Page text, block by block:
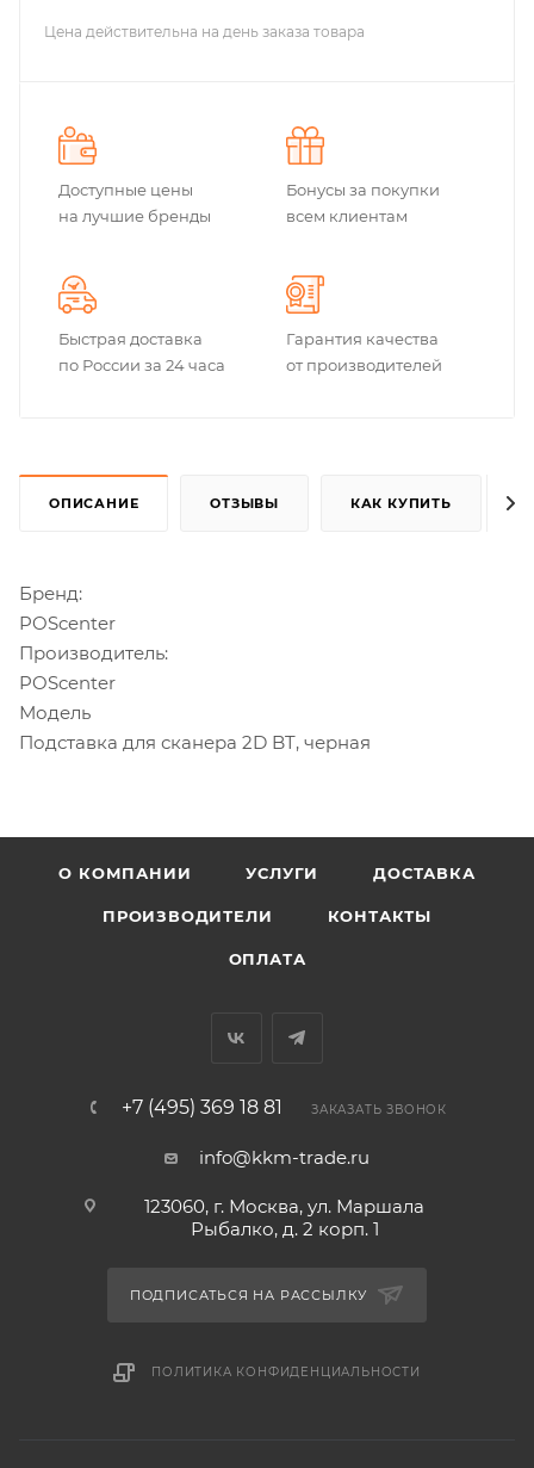
Цена действительна на день заказа товара
Доступные цены
на лучшие бренды
Бонусы за покупки
всем клиентам
Быстрая доставка
по России за 24 часа
Гарантия качества
от производителей
ОПИСАНИЕ ОТЗЫВЫ КАК КУПИТЬ
Бренд:
POScenter
Производитель:
POScenter
Модель
Подставка для сканера 2D BT, черная
О КОМПАНИИ УСЛУГИ ДОСТАВКА
ПРОИЗВОДИТЕЛИ КОНТАКТЫ
ОПЛАТА
+7 (495) 369 18 81 ЗАКАЗАТЬ ЗВОНОК
info@kkm-trade.ru
123060, г. Москва, ул. Маршала
Рыбалко, д. 2 корп. 1
ПОДПИСАТЬСЯ НА РАССЫЛКУ
ПОЛИТИКА КОНФИДЕНЦИАЛЬНОСТИ